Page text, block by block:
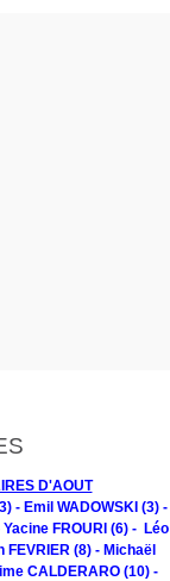
D'AOUT
- Emil WADOWSKI (3) -
FROURI (6) - Léo
FEVRIER (8) - Michaël
CALDERARO (10) -